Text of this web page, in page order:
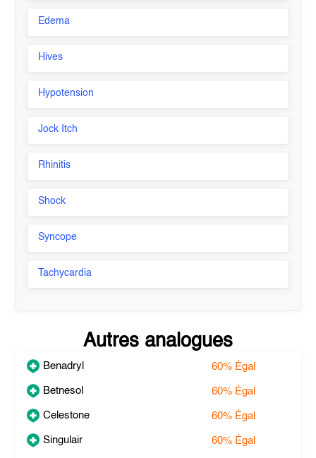
Edema
Hives
Hypotension
Jock Itch
Rhinitis
Shock
Syncope
Tachycardia
Autres analogues
Benadryl 60% Égal
Betnesol 60% Égal
Celestone 60% Égal
Singulair 60% Égal